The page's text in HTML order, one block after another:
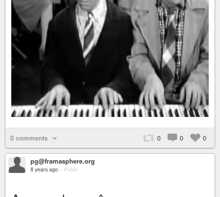
0 comments 0 0 0
pg@framasphere.org
8 years ago – Public